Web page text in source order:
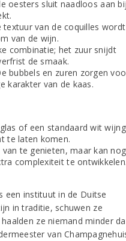
oesters sluit naadloos aan bij
textuur van de coquilles wordt
van de wijn.
combinatie; het zuur snijdt
de smaak.
bubbels en zuren zorgen
karakter van de kaas.
of een standaard wit
te laten komen.
van te genieten, maar kan
complexiteit te ontwikkelen.
een instituut in de Duitse
in traditie, schuwen ze
ze niemand minder
van